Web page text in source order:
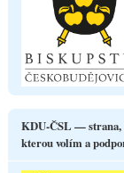
KDU-ČSL — strana,
kterou volím a